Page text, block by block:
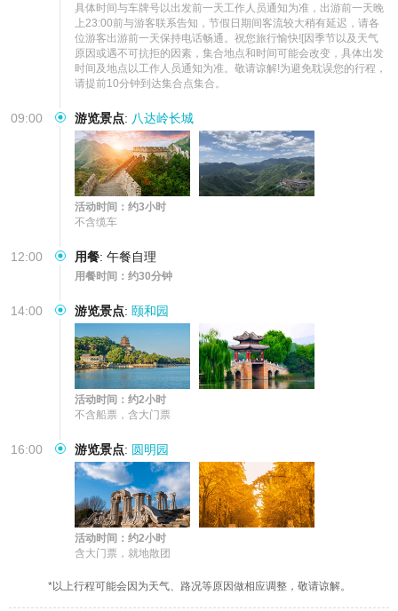
具体时间与车牌号以出发前一天工作人员通知为准，出游前一天晚
上23:00前与游客联系告知，节假日期间客流较大稍有延迟，请各
位游客出游前一天保持电话畅通。祝您旅行愉快![因季节以及天气
原因或遇不可抗拒的因素，集合地点和时间可能会改变，具体出发
时间及地点以工作人员通知为准。敬请谅解!为避免耽误您的行程，
请提前10分钟到达集合点集合。
09:00 游览景点: 八达岭长城
活动时间：约3小时
不含缆车
12:00 用餐: 午餐自理
用餐时间：约30分钟
14:00 游览景点: 颐和园
活动时间：约2小时
不含船票，含大门票
16:00 游览景点: 圆明园
活动时间：约2小时
含大门票，就地散团
*以上行程可能会因为天气、路况等原因做相应调整，敬请谅解。